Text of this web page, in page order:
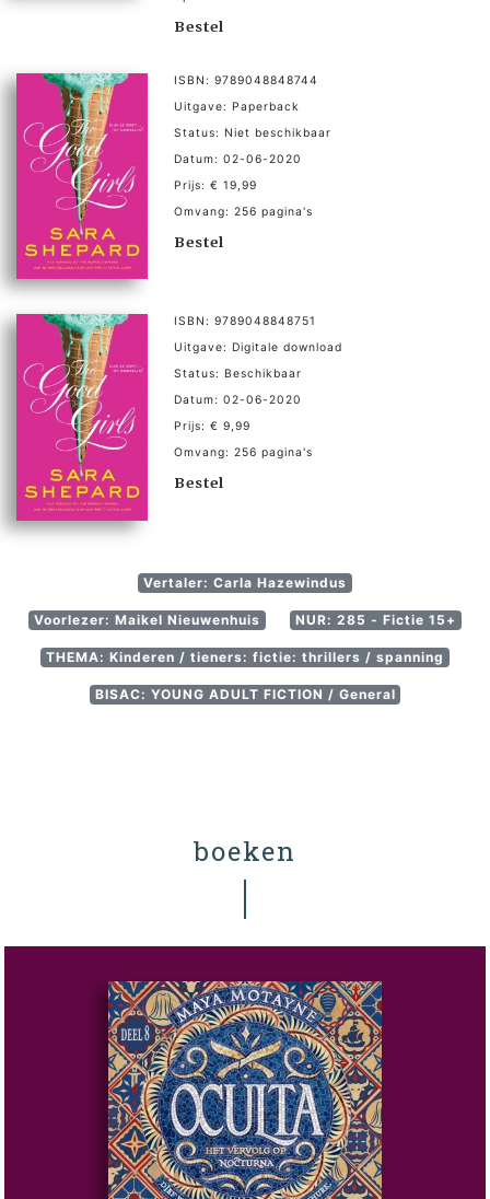
Bestel
ISBN: 9789048848744
Uitgave: Paperback
Status: Niet beschikbaar
Datum: 02-06-2020
Prijs: € 19,99
Omvang: 256 pagina's
Bestel
ISBN: 9789048848751
Uitgave: Digitale download
Status: Beschikbaar
Datum: 02-06-2020
Prijs: € 9,99
Omvang: 256 pagina's
Bestel
Vertaler: Carla Hazewindus
Voorlezer: Maikel Nieuwenhuis NUR: 285 - Fictie 15+
THEMA: Kinderen / tieners: fictie: thrillers / spanning
BISAC: YOUNG ADULT FICTION / General
boeken